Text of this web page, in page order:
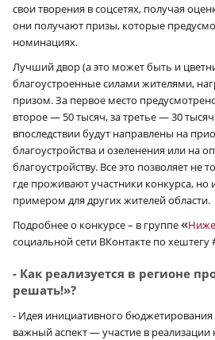
свои творения в соцсетях, получая
они получают призы, которые
номинациях.
Лучший двор (а это может быть и
благоустроенные силами жителями,
призом. За первое место
второе — 50 тысяч, за третье — 30
впоследствии будут направлены на
благоустройства и озеленения или на
благоустройству. Все это позволяет не
где проживают участники конкурса,
примером для других жителей области.
Подробнее о конкурсе – в группе«
социальной сети ВКонтакте по
- Как реализуется в регионе
решать!»?
- Идея инициативного бюджетирования
важный аспект — участие в реализации